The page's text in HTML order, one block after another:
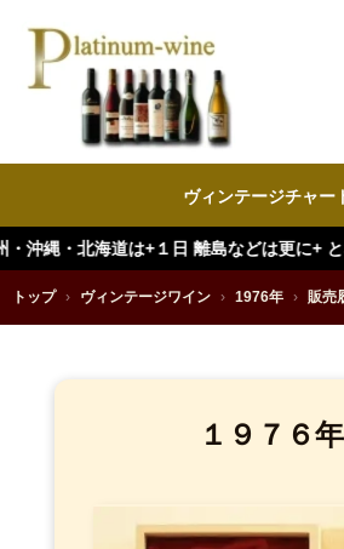
ヴィンテージチャー
離島などは更に+ となります。）
トップ › ヴィンテージワイン › 1976年 › 販売
１９７６